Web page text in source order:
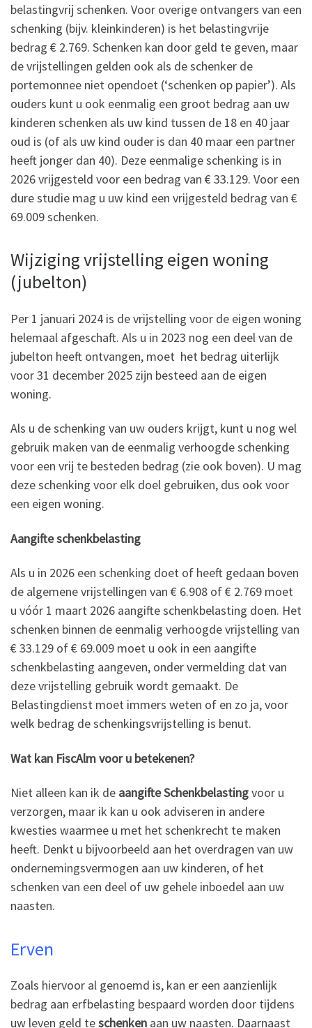
belastingvrij schenken. Voor overige ontvangers van een
schenking (bijv. kleinkinderen) is het belastingvrije
bedrag € 2.769. Schenken kan door geld te geven, maar
de vrijstellingen gelden ook als de schenker de
portemonnee niet opendoet (‘schenken op papier’). Als
ouders kunt u ook eenmalig een groot bedrag aan uw
kinderen schenken als uw kind tussen de 18 en 40 jaar
oud is (of als uw kind ouder is dan 40 maar een partner
heeft jonger dan 40). Deze eenmalige schenking is in
2026 vrijgesteld voor een bedrag van € 33.129. Voor een
dure studie mag u uw kind een vrijgesteld bedrag van €
69.009 schenken.
Wijziging vrijstelling eigen woning
(jubelton)
Per 1 januari 2024 is de vrijstelling voor de eigen woning
helemaal afgeschaft. Als u in 2023 nog een deel van de
jubelton heeft ontvangen, moet het bedrag uiterlijk
voor 31 december 2025 zijn besteed aan de eigen
woning.
Als u de schenking van uw ouders krijgt, kunt u nog wel
gebruik maken van de eenmalig verhoogde schenking
voor een vrij te besteden bedrag (zie ook boven). U mag
deze schenking voor elk doel gebruiken, dus ook voor
een eigen woning.
Aangifte schenkbelasting
Als u in 2026 een schenking doet of heeft gedaan boven
de algemene vrijstellingen van € 6.908 of € 2.769 moet
u vóór 1 maart 2026 aangifte schenkbelasting doen. Het
schenken binnen de eenmalig verhoogde vrijstelling van
€ 33.129 of € 69.009 moet u ook in een aangifte
schenkbelasting aangeven, onder vermelding dat van
deze vrijstelling gebruik wordt gemaakt. De
Belastingdienst moet immers weten of en zo ja, voor
welk bedrag de schenkingsvrijstelling is benut.
Wat kan FiscAlm voor u betekenen?
Niet alleen kan ik de aangifte Schenkbelastingvoor u
verzorgen, maar ik kan u ook adviseren in andere
kwesties waarmee u met het schenkrecht te maken
heeft. Denkt u bijvoorbeeld aan het overdragen van uw
ondernemingsvermogen aan uw kinderen, of het
schenken van een deel of uw gehele inboedel aan uw
naasten.
Erven
Zoals hiervoor al genoemd is, kan er een aanzienlijk
bedrag aan erfbelasting bespaard worden door tijdens
uw leven geld teschenken aan uw naasten. Daarnaast